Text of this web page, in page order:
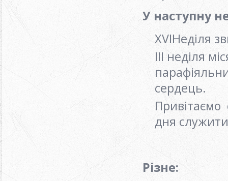
У наступну
ХVIНеділя
ІІІ неділя
сердець.
Привітаємо
дня
Різне: